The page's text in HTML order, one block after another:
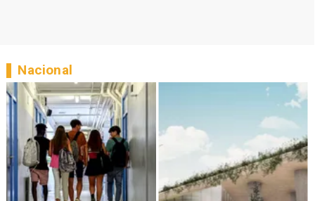
Nacional